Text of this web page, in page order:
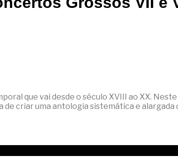
que vai desde o século XVIII ao XX.
criar uma antologia sistemática e